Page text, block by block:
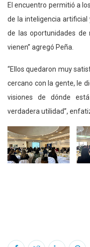
El encuentro permitió a
de la inteligencia artificial
de las oportunidades de
vienen” agregó Peña.
“Ellos quedaron muy
cercano con la gente, le
visiones de dónde
verdadera utilidad”,